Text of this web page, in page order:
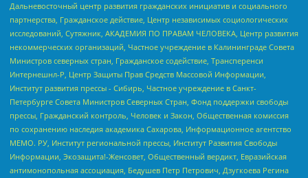
Дальневосточный центр развития гражданских инициатив и социального
партнерства, Гражданское действие, Центр независимых социологических
исследований, Сутяжник, АКАДЕМИЯ ПО ПРАВАМ ЧЕЛОВЕКА, Центр развития
некоммерческих организаций, Частное учреждение в Калининграде Совета
Министров северных стран, Гражданское содействие, Трансперенси
Интернешнл-Р, Центр Защиты Прав Средств Массовой Информации,
Институт развития прессы - Сибирь, Частное учреждение в Санкт-
Петербурге Совета Министров Северных Стран, Фонд поддержки свободы
прессы, Гражданский контроль, Человек и Закон, Общественная комиссия
по сохранению наследия академика Сахарова, Информационное агентство
МЕМО. РУ, Институт региональной прессы, Институт Развития Свободы
Информации, Экозащита!-Женсовет, Общественный вердикт, Евразийская
антимонопольная ассоциация, Бедушев Петр Петрович, Дзугкоева Регина